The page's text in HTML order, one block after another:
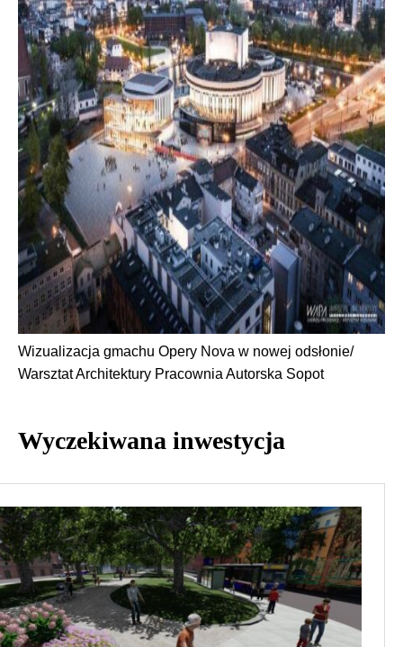
Wizualizacja gmachu Opery Nova w nowej odsłonie/
Warsztat Architektury Pracownia Autorska Sopot
Wyczekiwana inwestycja